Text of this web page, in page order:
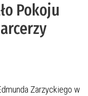
Pokoju
Zarzyckiego w